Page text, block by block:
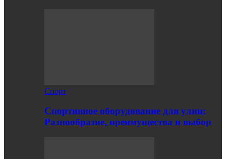
Спорт
Спортивное оборудование для улиц:
Разнообразие, преимущества и выбор